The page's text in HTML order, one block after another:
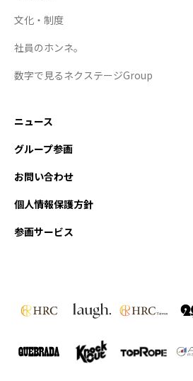
文化・制度
社員のホンネ。
数字で見るネクステージGroup
ニュース
グループ参画
お問い合わせ
個人情報保護方針
参画サービス